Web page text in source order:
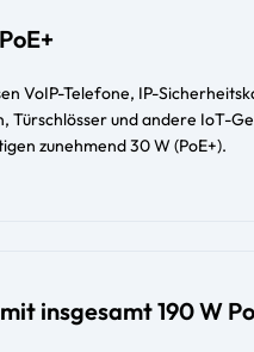
VoIP-Telefone, IP-
Türschlösser und andere IoT-
zunehmend 30 W (PoE+).
insgesamt 190 W